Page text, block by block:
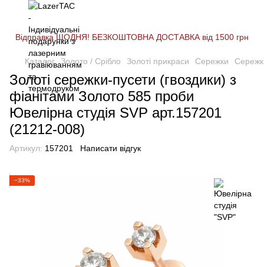
Відправка ЩОДНЯ! БЕЗКОШТОВНА ДОСТАВКА від 1500 грн
Каталог Золото / Срібло Золоті прикраси Сережки
Золоті сережки-пусети (гвоздики) з
фіанітами Золото 585 проби
Ювелірна студія SVP арт.157201
(21212-008)
Артикул: 157201 Написати відгук
−33%